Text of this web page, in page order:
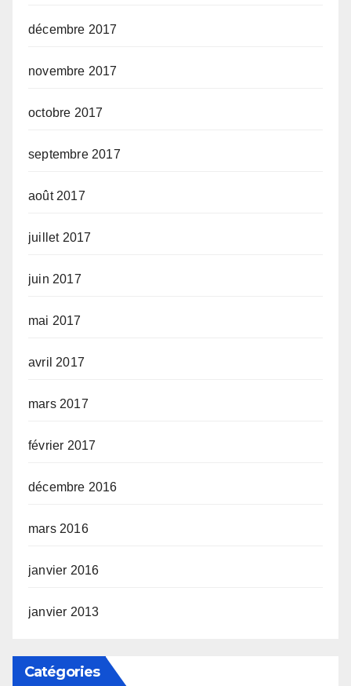
décembre 2017
novembre 2017
octobre 2017
septembre 2017
août 2017
juillet 2017
juin 2017
mai 2017
avril 2017
mars 2017
février 2017
décembre 2016
mars 2016
janvier 2016
janvier 2013
Catégories